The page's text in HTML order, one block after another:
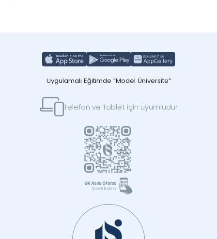
Uygulamalı Eğitimde “Model Üniversite”
Telefon ve Tablet için uyumludur